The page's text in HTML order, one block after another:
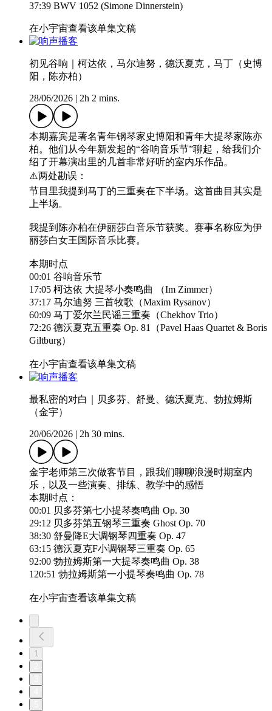
37:39 BWV 1052 (Simone Dinnerstein)
在小宇宙查看该单集文稿
初见谷响｜柯达依，马尔迪努，德沃夏克，马丁（史博
阳，陈亦柏）
28/06/2026 2h 2 mins.
本期嘉宾是著名青年钢琴家史博阳和青年大提琴家陈亦
柏。他们从今年新发起的“谷响音乐节”聊起，给我们介
绍了开幕演出里的几首非常好听的室内乐作品。
⚠️两处勘误：
节目里我提到马丁的三重奏在下半场。这首曲目其实是
上半场。
我提到陈亦柏在伊丽莎白音乐节获奖。赛事名称应为伊
丽莎白女王国际音乐比赛。
本期时点
00:01 谷响音乐节
17:05 柯达依 大提琴小奏鸣曲 （Im Zimmer）
37:17 马尔迪努 三首牧歌（Maxim Rysanov）
60:09 马丁爱尔兰民谣三重奏（Chekhov Trio）
72:26 德沃夏克五重奏 Op. 81（Pavel Haas Quartet & Boris
Giltburg）
在小宇宙查看该单集文稿
最私密的对白｜贝多芬、舒曼、德沃夏克、勃拉姆斯
（金宇）
20/06/2026 2h 30 mins.
金宇老师第三次做客节目，跟我们聊聊浪漫时期室内
乐，以及一些演奏、排练、教学中的感悟
本期时点：
00:01 贝多芬第七小提琴奏鸣曲 Op. 30
29:12 贝多芬第五钢琴三重奏 Ghost Op. 70
38:30 舒曼降E大调钢琴四重奏 Op. 47
63:15 德沃夏克F小调钢琴三重奏 Op. 65
92:00 勃拉姆斯第一大提琴奏鸣曲 Op. 38
120:51 勃拉姆斯第一小提琴奏鸣曲 Op. 78
在小宇宙查看该单集文稿
1